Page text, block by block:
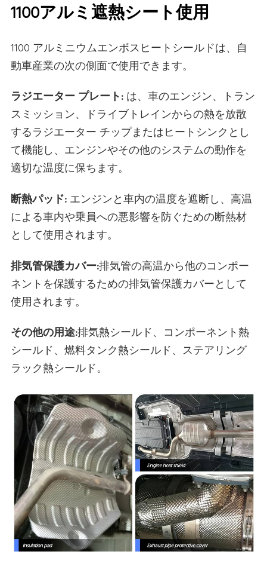
1100アルミ遮熱シート使用
1100 アルミニウムエンボスヒートシールドは、自
動車産業の次の側面で使用できます。
ラジエーター プレート:は、車のエンジン、トラン
スミッション、ドライブトレインからの熱を放散
するラジエーター チップまたはヒートシンクとし
て機能し、エンジンやその他のシステムの動作を
適切な温度に保ちます。
断熱パッド:エンジンと車内の温度を遮断し、高温
による車内や乗員への悪影響を防ぐための断熱材
として使用されます。
排気管保護カバー:排気管の高温から他のコンポー
ネントを保護するための排気管保護カバーとして
使用されます。
その他の用途:排気熱シールド、コンポーネント熱
シールド、燃料タンク熱シールド、ステアリング
ラック熱シールド。